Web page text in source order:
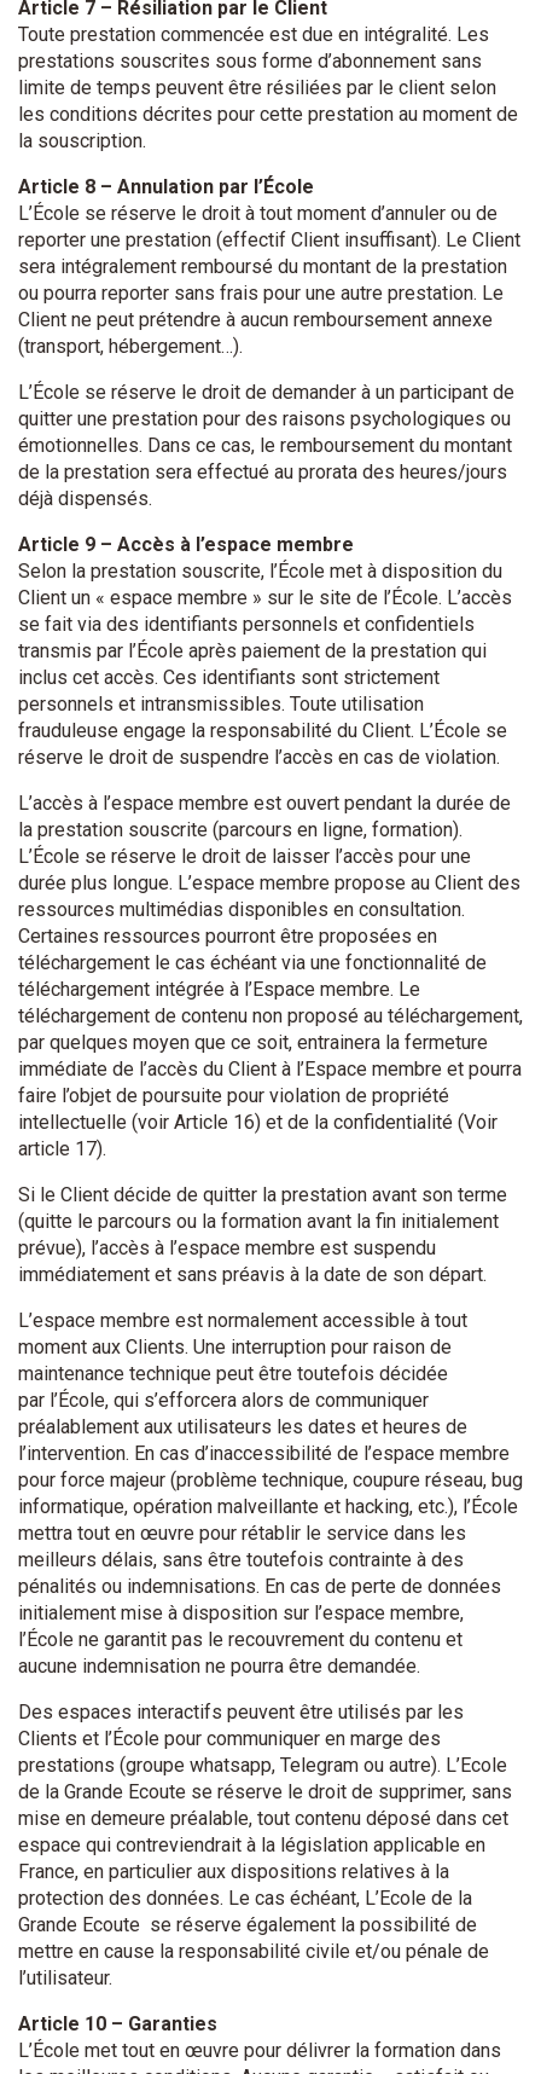
Article 7 – Résiliation par le Client
Toute prestation commencée est due en intégralité. Les
prestations souscrites sous forme d’abonnement sans
limite de temps peuvent être résiliées par le client selon
les conditions décrites pour cette prestation au moment de
la souscription.
Article 8 – Annulation par l’École
L’École se réserve le droit à tout moment d’annuler ou de
reporter une prestation (effectif Client insuffisant). Le Client
sera intégralement remboursé du montant de la prestation
ou pourra reporter sans frais pour une autre prestation. Le
Client ne peut prétendre à aucun remboursement annexe
(transport, hébergement…).
L’École se réserve le droit de demander à un participant de
quitter une prestation pour des raisons psychologiques ou
émotionnelles. Dans ce cas, le remboursement du montant
de la prestation sera effectué au prorata des heures/jours
déjà dispensés.
Article 9 – Accès à l’espace membre
Selon la prestation souscrite, l’École met à disposition du
Client un « espace membre » sur le site de l’École. L’accès
se fait via des identifiants personnels et confidentiels
transmis par l’École après paiement de la prestation qui
inclus cet accès. Ces identifiants sont strictement
personnels et intransmissibles. Toute utilisation
frauduleuse engage la responsabilité du Client. L’École se
réserve le droit de suspendre l’accès en cas de violation.
L’accès à l’espace membre est ouvert pendant la durée de
la prestation souscrite (parcours en ligne, formation).
L’École se réserve le droit de laisser l’accès pour une
durée plus longue. L’espace membre propose au Client des
ressources multimédias disponibles en consultation.
Certaines ressources pourront être proposées en
téléchargement le cas échéant via une fonctionnalité de
téléchargement intégrée à l’Espace membre. Le
téléchargement de contenu non proposé au téléchargement,
par quelques moyen que ce soit, entrainera la fermeture
immédiate de l’accès du Client à l’Espace membre et pourra
faire l’objet de poursuite pour violation de propriété
intellectuelle (voir Article 16) et de la confidentialité (Voir
article 17).
Si le Client décide de quitter la prestation avant son terme
(quitte le parcours ou la formation avant la fin initialement
prévue), l’accès à l’espace membre est suspendu
immédiatement et sans préavis à la date de son départ.
L’espace membre est normalement accessible à tout
moment aux Clients. Une interruption pour raison de
maintenance technique peut être toutefois décidée
par l’École, qui s’efforcera alors de communiquer
préalablement aux utilisateurs les dates et heures de
l’intervention. En cas d’inaccessibilité de l’espace membre
pour force majeur (problème technique, coupure réseau, bug
informatique, opération malveillante et hacking, etc.), l’École
mettra tout en œuvre pour rétablir le service dans les
meilleurs délais, sans être toutefois contrainte à des
pénalités ou indemnisations. En cas de perte de données
initialement mise à disposition sur l’espace membre,
l’École ne garantit pas le recouvrement du contenu et
aucune indemnisation ne pourra être demandée.
Des espaces interactifs peuvent être utilisés par les
Clients et l’École pour communiquer en marge des
prestations (groupe whatsapp, Telegram ou autre). L’Ecole
de la Grande Ecoute se réserve le droit de supprimer, sans
mise en demeure préalable, tout contenu déposé dans cet
espace qui contreviendrait à la législation applicable en
France, en particulier aux dispositions relatives à la
protection des données. Le cas échéant, L’Ecole de la
Grande Ecoute se réserve également la possibilité de
mettre en cause la responsabilité civile et/ou pénale de
l’utilisateur.
Article 10 – Garanties
L’École met tout en œuvre pour délivrer la formation dans